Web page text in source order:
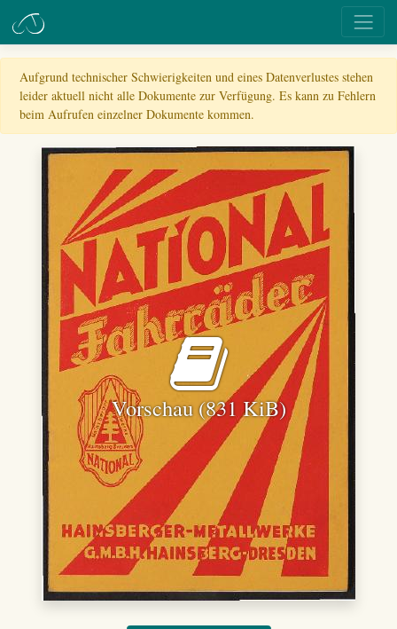
Aufgrund technischer Schwierigkeiten und eines Datenverlustes stehen
leider aktuell nicht alle Dokumente zur Verfügung. Es kann zu Fehlern
beim Aufrufen einzelner Dokumente kommen.
Vorschau (831 KiB)